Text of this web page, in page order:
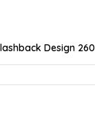
Design 260